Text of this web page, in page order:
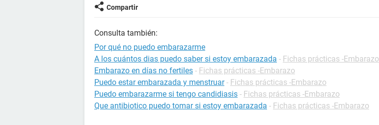
Compartir
Consulta también:
Por qué no puedo embarazarme
A los cuántos dias puedo saber si estoy embarazada - Fichas prácticas -Embarazo
Embarazo en días no fertiles - Fichas prácticas -Embarazo
Puedo estar embarazada y menstruar - Fichas prácticas -Embarazo
Puedo embarazarme si tengo candidiasis - Fichas prácticas -Embarazo
Que antibiotico puedo tomar si estoy embarazada - Fichas prácticas -Embarazo